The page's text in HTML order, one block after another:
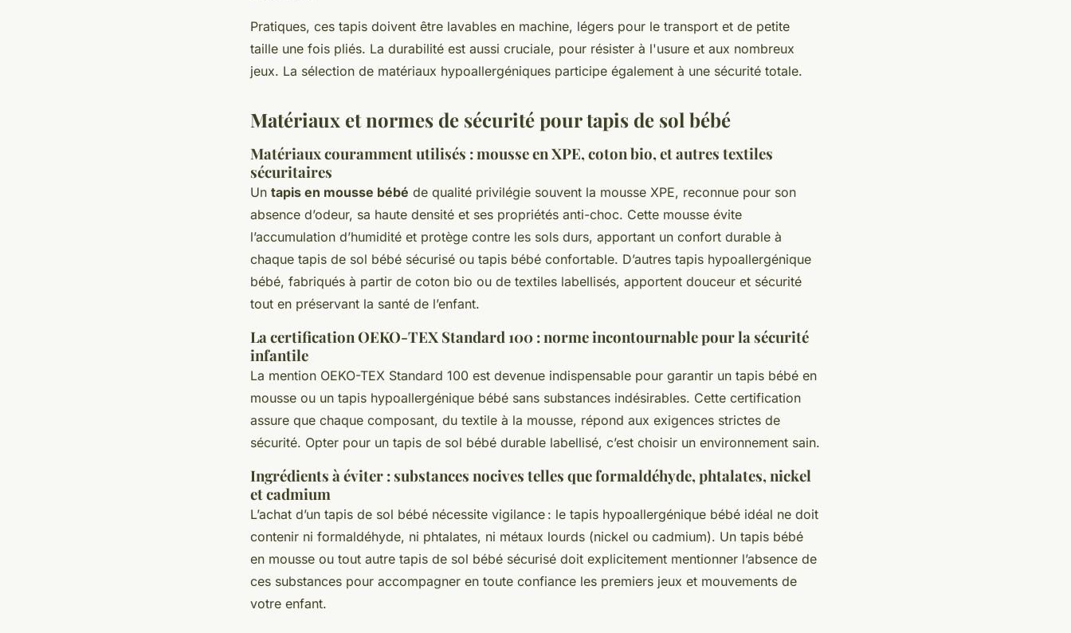
Pratiques, ces tapis doivent être lavables en machine, légers pour le transport et de petite
taille une fois pliés. La durabilité est aussi cruciale, pour résister à l'usure et aux nombreux
jeux. La sélection de matériaux hypoallergéniques participe également à une sécurité totale.
Matériaux et normes de sécurité pour tapis de sol bébé
Matériaux couramment utilisés : mousse en XPE, coton bio, et autres textiles
sécuritaires
Un tapis en mousse bébé de qualité privilégie souvent la mousse XPE, reconnue pour son
absence d’odeur, sa haute densité et ses propriétés anti-choc. Cette mousse évite
l’accumulation d’humidité et protège contre les sols durs, apportant un confort durable à
chaque tapis de sol bébé sécurisé ou tapis bébé confortable. D’autres tapis hypoallergénique
bébé, fabriqués à partir de coton bio ou de textiles labellisés, apportent douceur et sécurité
tout en préservant la santé de l’enfant.
La certification OEKO-TEX Standard 100 : norme incontournable pour la sécurité
infantile
La mention OEKO-TEX Standard 100 est devenue indispensable pour garantir un tapis bébé en
mousse ou un tapis hypoallergénique bébé sans substances indésirables. Cette certification
assure que chaque composant, du textile à la mousse, répond aux exigences strictes de
sécurité. Opter pour un tapis de sol bébé durable labellisé, c’est choisir un environnement sain.
Ingrédients à éviter : substances nocives telles que formaldéhyde, phtalates, nickel
et cadmium
L’achat d’un tapis de sol bébé nécessite vigilance : le tapis hypoallergénique bébé idéal ne doit
contenir ni formaldéhyde, ni phtalates, ni métaux lourds (nickel ou cadmium). Un tapis bébé
en mousse ou tout autre tapis de sol bébé sécurisé doit explicitement mentionner l’absence de
ces substances pour accompagner en toute confiance les premiers jeux et mouvements de
votre enfant.